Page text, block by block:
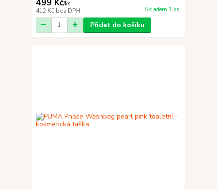
/ks
412 Kč bez DPH Skladem 1 ks
Přidat do košíku